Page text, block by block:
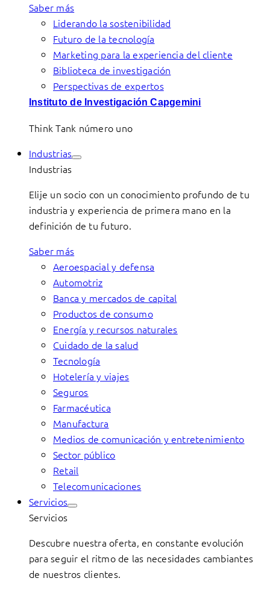
Saber más
Liderando la sostenibilidad
Futuro de la tecnología
Marketing para la experiencia del cliente
Biblioteca de investigación
Perspectivas de expertos
Instituto de Investigación Capgemini
Think Tank número uno
Industrias
Industrias
Elije un socio con un conocimiento profundo de tu
industria y experiencia de primera mano en la
definición de tu futuro.
Saber más
Aeroespacial y defensa
Automotriz
Banca y mercados de capital
Productos de consumo
Energía y recursos naturales
Cuidado de la salud
Tecnología
Hotelería y viajes
Seguros
Farmacéutica
Manufactura
Medios de comunicación y entretenimiento
Sector público
Retail
Telecomunicaciones
Servicios
Servicios
Descubre nuestra oferta, en constante evolución
para seguir el ritmo de las necesidades cambiantes
de nuestros clientes.